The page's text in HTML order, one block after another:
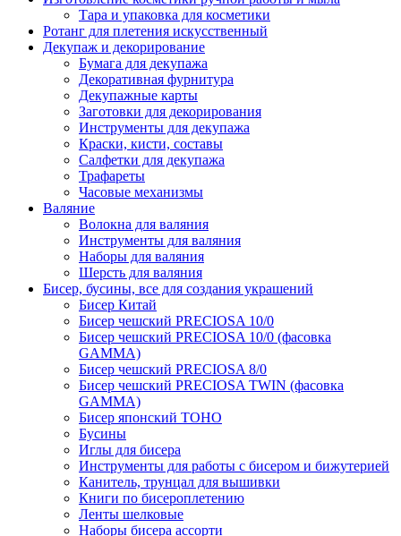
Тара и упаковка для косметики
Ротанг для плетения искусственный
Декупаж и декорирование
Бумага для декупажа
Декоративная фурнитура
Декупажные карты
Заготовки для декорирования
Инструменты для декупажа
Краски, кисти, составы
Салфетки для декупажа
Трафареты
Часовые механизмы
Валяние
Волокна для валяния
Инструменты для валяния
Наборы для валяния
Шерсть для валяния
Бисер, бусины, все для создания украшений
Бисер Китай
Бисер чешский PRECIOSA 10/0
Бисер чешский PRECIOSA 10/0 (фасовка
GAMMA)
Бисер чешский PRECIOSA 8/0
Бисер чешский PRECIOSA TWIN (фасовка
GAMMA)
Бисер японский TOHO
Бусины
Иглы для бисера
Инструменты для работы с бисером и бижутерией
Канитель, трунцал для вышивки
Книги по бисероплетению
Ленты шелковые
Наборы бисера ассорти